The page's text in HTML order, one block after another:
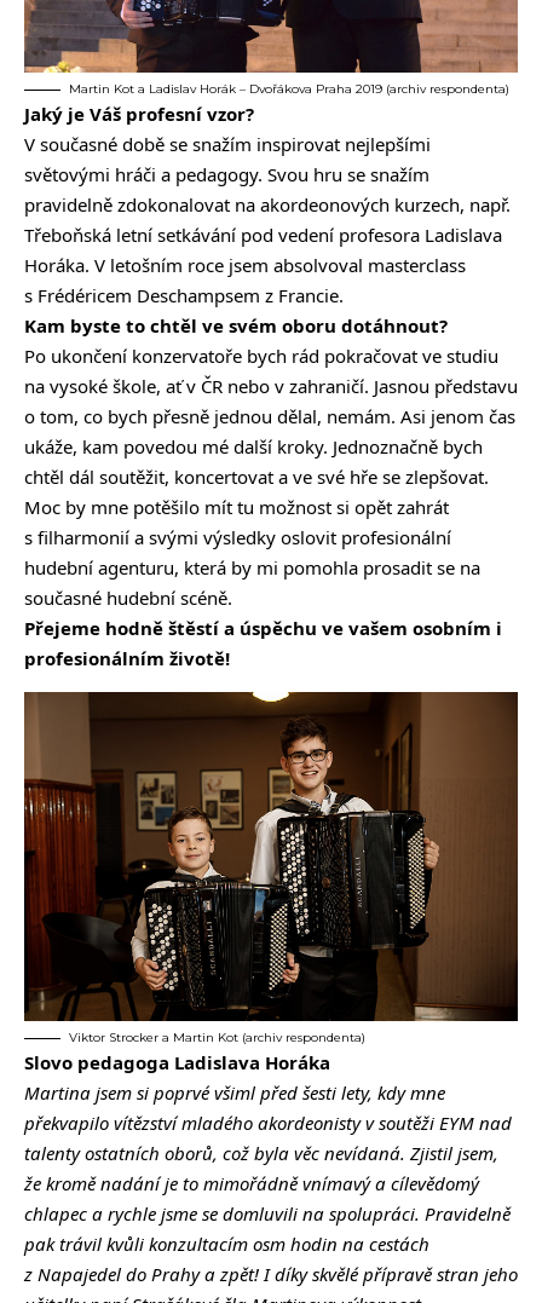
Martin Kot a Ladislav Horák – Dvořákova Praha 2019 (archiv respondenta)
Jaký je Váš profesní vzor?
V současné době se snažím inspirovat nejlepšími
světovými hráči a pedagogy. Svou hru se snažím
pravidelně zdokonalovat na akordeonových kurzech, např.
Třeboňská letní setkávání pod vedení profesora Ladislava
Horáka. V letošním roce jsem absolvoval masterclass
s Frédéricem Deschampsem z Francie.
Kam byste to chtěl ve svém oboru dotáhnout?
Po ukončení konzervatoře bych rád pokračovat ve studiu
na vysoké škole, ať v ČR nebo v zahraničí. Jasnou představu
o tom, co bych přesně jednou dělal, nemám. Asi jenom čas
ukáže, kam povedou mé další kroky. Jednoznačně bych
chtěl dál soutěžit, koncertovat a ve své hře se zlepšovat.
Moc by mne potěšilo mít tu možnost si opět zahrát
s filharmonií a svými výsledky oslovit profesionální
hudební agenturu, která by mi pomohla prosadit se na
současné hudební scéně.
Přejeme hodně štěstí a úspěchu ve vašem osobním i
profesionálním životě!
Viktor Strocker a Martin Kot (archiv respondenta)
Slovo pedagoga Ladislava Horáka
Martina jsem si poprvé všiml před šesti lety, kdy mne
překvapilo vítězství mladého akordeonisty v soutěži EYM nad
talenty ostatních oborů, což byla věc nevídaná. Zjistil jsem,
že kromě nadání je to mimořádně vnímavý a cílevědomý
chlapec a rychle jsme se domluvili na spolupráci. Pravidelně
pak trávil kvůli konzultacím osm hodin na cestách
z Napajedel do Prahy a zpět! I díky skvělé přípravě stran jeho